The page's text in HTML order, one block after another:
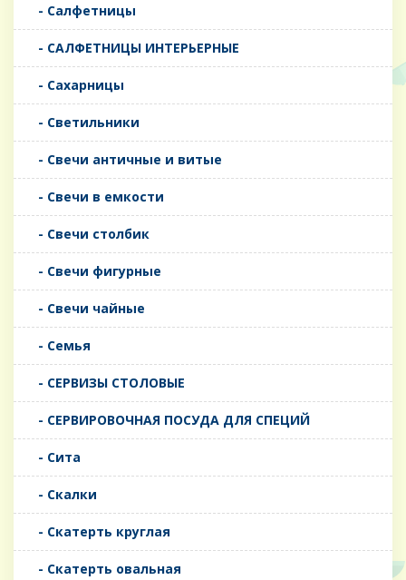
- Салфетницы
- САЛФЕТНИЦЫ ИНТЕРЬЕРНЫЕ
- Сахарницы
- Светильники
- Свечи античные и витые
- Свечи в емкости
- Свечи столбик
- Свечи фигурные
- Свечи чайные
- Семья
- СЕРВИЗЫ СТОЛОВЫЕ
- СЕРВИРОВОЧНАЯ ПОСУДА ДЛЯ СПЕЦИЙ
- Сита
- Скалки
- Скатерть круглая
- Скатерть овальная